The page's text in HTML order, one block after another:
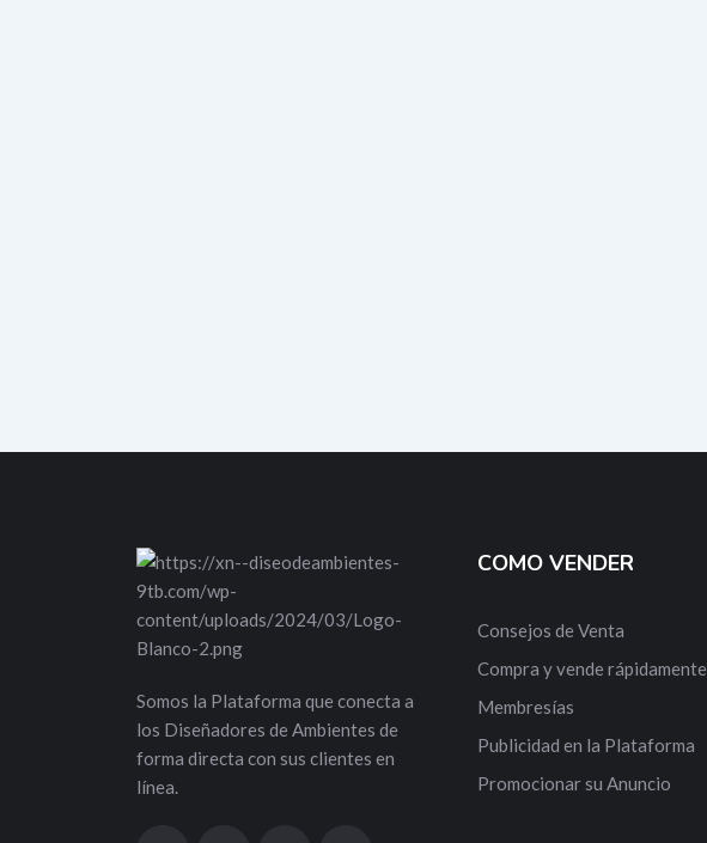
Somos la Plataforma que conecta a
los Diseñadores de Ambientes de
forma directa con sus clientes en
línea.
COMO VENDER
Consejos de Venta
Compra y vende rápidamente
Membresías
Publicidad en la Plataforma
Promocionar su Anuncio